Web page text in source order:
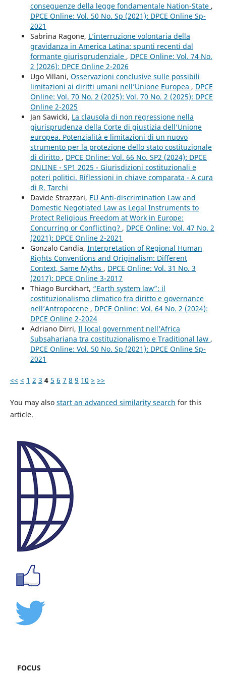
conseguenze della legge fondamentale Nation-State ,
DPCE Online: Vol. 50 No. Sp (2021): DPCE Online Sp-
2021
Sabrina Ragone, L’interruzione volontaria della
gravidanza in America Latina: spunti recenti dal
formante giurisprudenziale , DPCE Online: Vol. 74 No.
2 (2026): DPCE Online 2-2026
Ugo Villani, Osservazioni conclusive sulle possibili
limitazioni ai diritti umani nell’Unione Europea , DPCE
Online: Vol. 70 No. 2 (2025): Vol. 70 No. 2 (2025): DPCE
Online 2-2025
Jan Sawicki, La clausola di non regressione nella
giurisprudenza della Corte di giustizia dell’Unione
europea. Potenzialità e limitazioni di un nuovo
strumento per la protezione dello stato costituzionale
di diritto , DPCE Online: Vol. 66 No. SP2 (2024): DPCE
ONLINE - SP1 2025 - Giurisdizioni costituzionali e
poteri politici. Riflessioni in chiave comparata - A cura
di R. Tarchi
Davide Strazzari, EU Anti-discrimination Law and
Domestic Negotiated Law as Legal Instruments to
Protect Religious Freedom at Work in Europe:
Concurring or Conflicting? , DPCE Online: Vol. 47 No. 2
(2021): DPCE Online 2-2021
Gonzalo Candia, Interpretation of Regional Human
Rights Conventions and Originalism: Different
Context, Same Myths , DPCE Online: Vol. 31 No. 3
(2017): DPCE Online 3-2017
Thiago Burckhart, “Earth system law”: il
costituzionalismo climatico fra diritto e governance
nell’Antropocene , DPCE Online: Vol. 64 No. 2 (2024):
DPCE Online 2-2024
Adriano Dirri, Il local government nell’Africa
Subsahariana tra costituzionalismo e Traditional law ,
DPCE Online: Vol. 50 No. Sp (2021): DPCE Online Sp-
2021
<< < 1 2 3 4 5 6 7 8 9 10 > >>
You may also start an advanced similarity search for this
article.
FOCUS